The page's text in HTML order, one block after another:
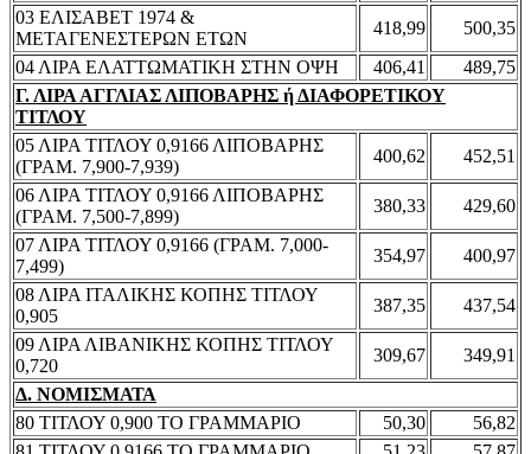
03 ΕΛΙΣΑΒΕΤ 1974 &
ΜΕΤΑΓΕΝΕΣΤΕΡΩΝ ΕΤΩΝ
418,99
500,35
04 ΛΙΡΑ ΕΛΑΤΤΩΜΑΤΙΚΗ ΣΤΗΝ ΟΨΗ
406,41
489,75
Γ. ΛΙΡΑ ΑΓΓΛΙΑΣ ΛΙΠΟΒΑΡΗΣ ή ΔΙΑΦΟΡΕΤΙΚΟΥ
ΤΙΤΛΟΥ
05 ΛΙΡΑ ΤΙΤΛΟΥ 0,9166 ΛΙΠΟΒΑΡΗΣ
(ΓΡΑΜ. 7,900-7,939)
400,62
452,51
06 ΛΙΡΑ ΤΙΤΛΟΥ 0,9166 ΛΙΠΟΒΑΡΗΣ
(ΓΡΑΜ. 7,500-7,899)
380,33
429,60
07 ΛΙΡΑ ΤΙΤΛΟΥ 0,9166 (ΓΡΑΜ. 7,000-
7,499)
354,97
400,97
08 ΛΙΡΑ ΙΤΑΛΙΚΗΣ ΚΟΠΗΣ ΤΙΤΛΟΥ
0,905
387,35
437,54
09 ΛΙΡΑ ΛΙΒΑΝΙΚΗΣ ΚΟΠΗΣ ΤΙΤΛΟΥ
0,720
309,67
349,91
Δ. ΝΟΜΙΣΜΑΤΑ
80 ΤΙΤΛΟΥ 0,900 ΤΟ ΓΡΑΜΜΑΡΙΟ
50,30
56,82